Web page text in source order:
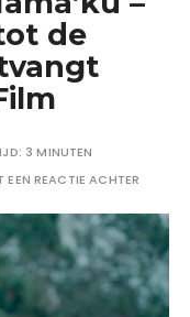
de
3 MINUTEN
EEN REACTIE ACHTER